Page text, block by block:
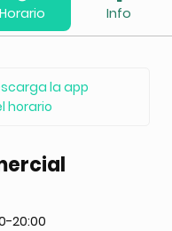
Horario Info
la app
horario
20:00